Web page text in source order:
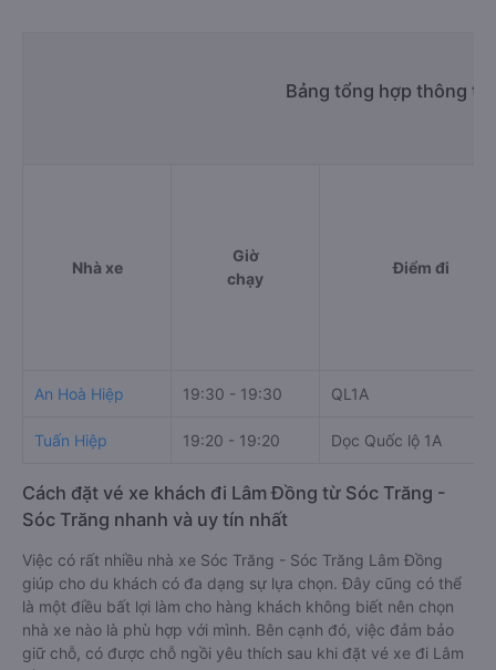
Bảng tổng hợp thông
Nhà xe
Giờ
chạy
Điểm đi
An Hoà Hiệp 19:30 - 19:30 QL1A
Tuấn Hiệp 19:20 - 19:20 Dọc Quốc lộ 1A
Cách đặt vé xe khách đi Lâm Đồng từ Sóc Trăng -
Sóc Trăng nhanh và uy tín nhất
Việc có rất nhiều nhà xe Sóc Trăng - Sóc Trăng Lâm Đồng
giúp cho du khách có đa dạng sự lựa chọn. Đây cũng có thể
là một điều bất lợi làm cho hàng khách không biết nên chọn
nhà xe nào là phù hợp với mình. Bên cạnh đó, việc đảm bảo
giữ chỗ, có được chỗ ngồi yêu thích sau khi đặt vé xe đi Lâm